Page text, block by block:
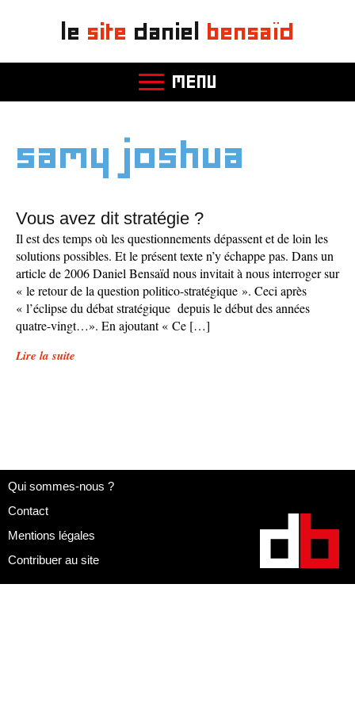
le site daniel bensaïd
MENU
samy joshua
Vous avez dit stratégie ?
Il est des temps où les questionnements dépassent et de loin les
solutions possibles. Et le présent texte n’y échappe pas. Dans un
article de 2006 Daniel Bensaïd nous invitait à nous interroger sur
« le retour de la question politico-stratégique ». Ceci après
« l’éclipse du débat stratégique depuis le début des années
quatre-vingt…». En ajoutant « Ce […]
Lire la suite
Qui sommes-nous ?
Contact
Mentions légales
Contribuer au site